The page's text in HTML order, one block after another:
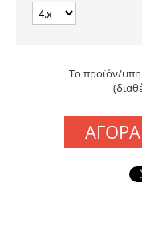
Το προϊόν/
ΑΓΟΡΆ